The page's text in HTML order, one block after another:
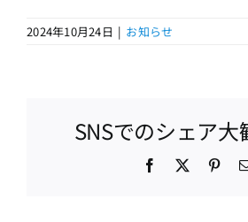
2024年10月24日 | お知らせ
SNSでのシェア大
Facebook